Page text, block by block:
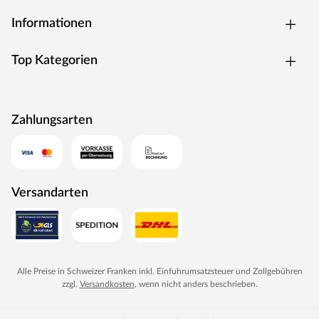
der Rückseite des oberen Endes der Rutsche befindet sich
ein Anschluss für den Gartenschlauch, der einmalig mit
Inklusive Zubehör
Einfacher und schneller Aufbau
Die detaillierte und leicht verständliche Anleitung
ermöglicht eine schnelle Montage. Um die Sicherheit der
durch eine Verankerung mit Bodenankern im Erdreich
Informationen
Top Kategorien
Zahlungsarten
Versandarten
Alle Preise in Schweizer Franken inkl. Einfuhrumsatzsteuer und Zollgebühren
zzgl. Versandkosten, wenn nicht anders beschrieben.